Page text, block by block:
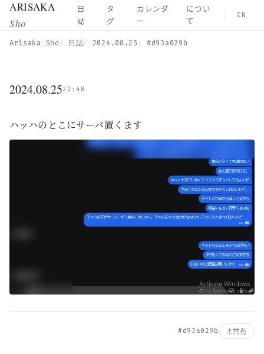
Skip to main content
ARISAKA
Sho
日
誌
タ
グ
カレンダ
ー
につい
て
EN
Arisaka Sho 日誌 2024.08.25 #d93a029b
2024.08.2522:48
ハッハのとこにサーバ置くます
#d93a029b 共有